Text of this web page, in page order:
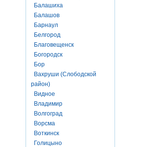
Балашиха
Балашов
Барнаул
Белгород
Благовещенск
Богородск
Бор
Вахруши (Слободской
район)
Видное
Владимир
Волгоград
Ворсма
Воткинск
Голицыно